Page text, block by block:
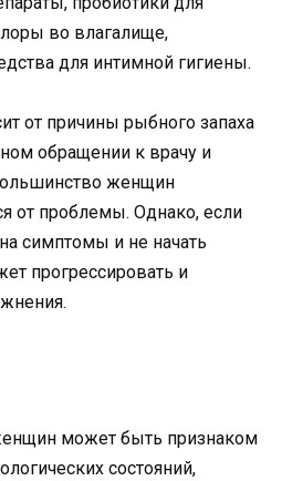
во влагалище,
для интимной гигиены.
от причины рыбного запаха
обращении к врачу и
женщин
от проблемы. Однако, если
симптомы и не начать
прогрессировать и
может быть признаком
состояний,